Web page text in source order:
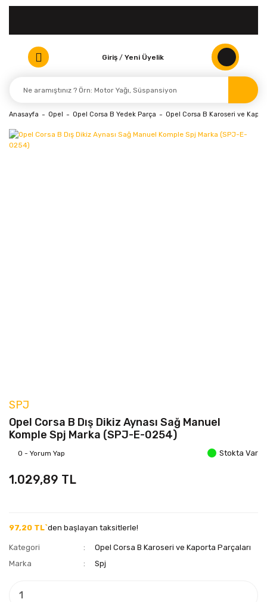
Giriş / Yeni Üyelik
Anasayfa Opel Opel Corsa B Yedek Parça Opel Corsa B Karoseri ve
SPJ
Opel Corsa B Dış Dikiz Aynası Sağ Manuel
Komple Spj Marka (SPJ-E-0254)
0 - Yorum Yap Stokta Var
1.029,89 TL
97,20 TL`den başlayan taksitlerle!
Kategori
Opel Corsa B Karoseri ve Kaporta Parçaları
Marka
Spj